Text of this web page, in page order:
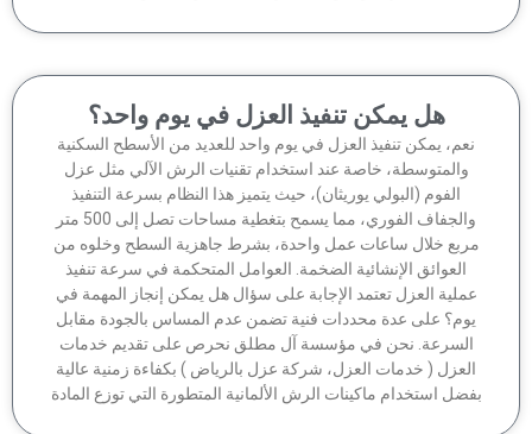
هل يمكن تنفيذ العزل في يوم واحد؟
يمكن تنفيذ العزل في يوم واحد للعديد من الأسطح السكنية
والمتوسطة، خاصة عند استخدام تقنيات الرش الآلي مثل عزل
الفوم (البولي يوريثان)، حيث يتميز هذا النظام بسرعة التنفيذ
والجفاف الفوري، مما يسمح بتغطية مساحات تصل إلى 500 متر
خلال ساعات عمل واحدة، بشرط جاهزية السطح وخلوه من
العوائق الإنشائية الضخمة. العوامل المتحكمة في سرعة تنفيذ
العزل تعتمد الإجابة على سؤال هل يمكن إنجاز المهمة في
على عدة محددات فنية تضمن عدم المساس بالجودة مقابل
نحن في مؤسسة آل مطلق نحرص على تقديم خدمات
( خدمات العزل، شركة عزل بالرياض ) بكفاءة زمنية عالية
استخدام ماكينات الرش الألمانية المتطورة التي توزع المادة